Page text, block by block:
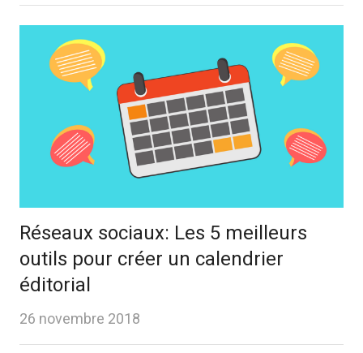
Réseaux sociaux: Les 5 meilleurs
outils pour créer un calendrier
éditorial
26 novembre 2018